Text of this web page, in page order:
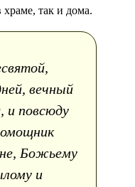
храме, так и дома.
вечный
и повсюду
Божьему
и